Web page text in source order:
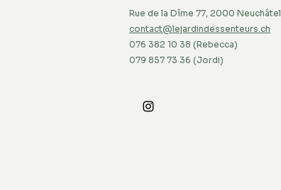
Rue de la Dîme 77, 2000 Neuchâtel
contact@lejardindessenteurs.ch
076 382 10 38 (Rebecca)
079 857 73 36 (Jordi)